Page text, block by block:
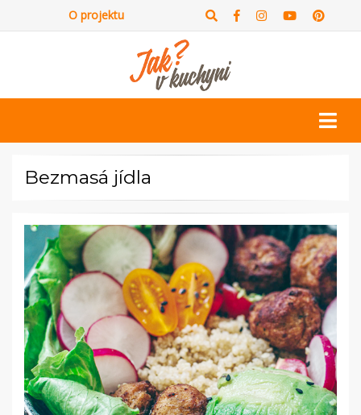
O projektu
Bezmasá jídla